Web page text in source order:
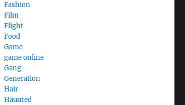
Fashion
Film
Flight
Food
Game
game online
Gang
Generation
Hair
Haunted